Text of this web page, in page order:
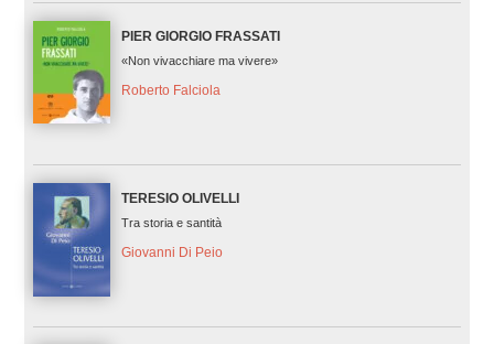
PIER GIORGIO FRASSATI
«Non vivacchiare ma vivere»
Roberto Falciola
TERESIO OLIVELLI
Tra storia e santità
Giovanni Di Peio